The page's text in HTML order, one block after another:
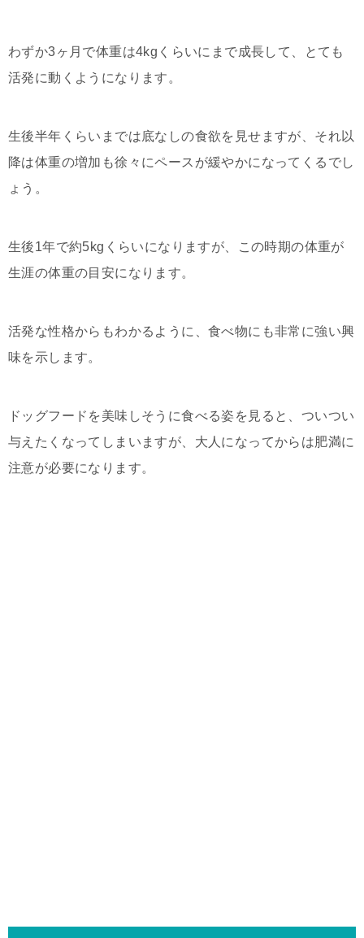
わずか3ヶ月で体重は4kgくらいにまで成長して、とても
活発に動くようになります。
生後半年くらいまでは底なしの食欲を見せますが、それ以
降は体重の増加も徐々にペースが緩やかになってくるでし
ょう。
生後1年で約5kgくらいになりますが、この時期の体重が
生涯の体重の目安になります。
活発な性格からもわかるように、食べ物にも非常に強い興
味を示します。
ドッグフードを美味しそうに食べる姿を見ると、ついつい
与えたくなってしまいますが、大人になってからは肥満に
注意が必要になります。